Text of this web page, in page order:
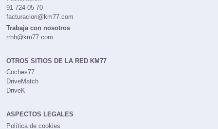
Facturación
91 724 05 70
facturacion@km77.com
Trabaja con nosotros
OTROS SITIOS DE LA RED KM77
Coches77
DriveMatch
ASPECTOS LEGALES